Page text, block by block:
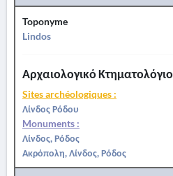
Toponyme
Lindos
Αρχαιολογικό Κτηματολόγιο
Sites archéologiques :
Λίνδος Ρόδου
Monuments :
Λίνδος, Ρόδος
Ακρόπολη, Λίνδος, Ρόδος